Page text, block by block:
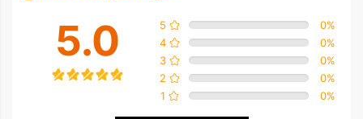
5.0 5 0%
4
0%
3
0%
2
0%
1
0%